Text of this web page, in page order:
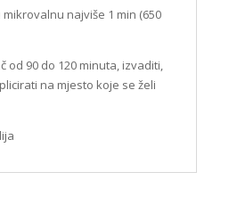
najviše 1 min (650
od 90 do 120 minuta, izvaditi,
na mjesto koje se želi